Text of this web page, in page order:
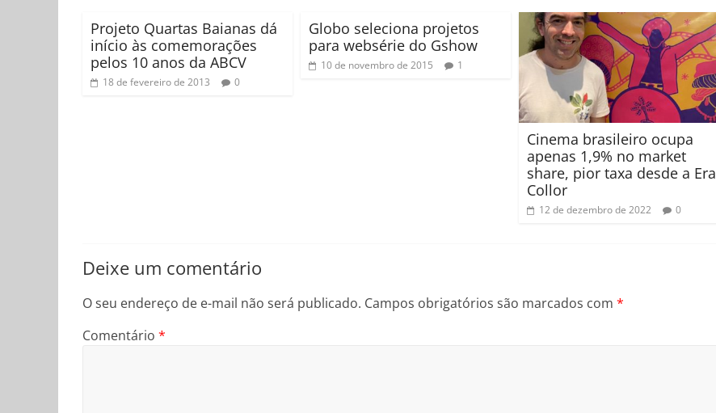
Projeto Quartas Baianas dá
início às comemorações
pelos 10 anos da ABCV
18 de fevereiro de 2013 0
Globo seleciona projetos
para websérie do Gshow
10 de novembro de 2015 1
Cinema brasileiro ocupa
apenas 1,9% no market
share, pior taxa desde a Era
Collor
12 de dezembro de 2022 0
Deixe um comentário
O seu endereço de e-mail não será publicado. Campos obrigatórios são marcados com *
Comentário *